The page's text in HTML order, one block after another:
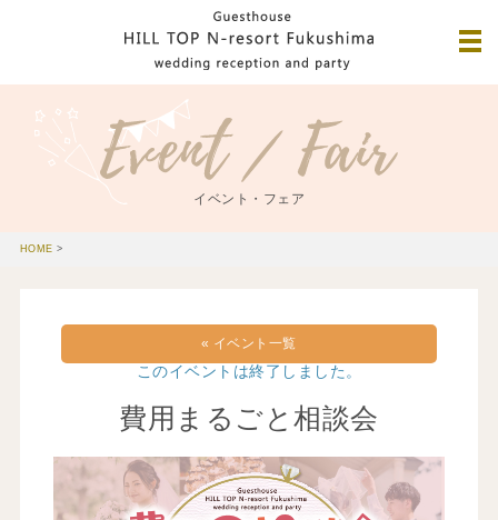
イベント・フェア
HOME >
« イベント一覧
このイベントは終了しました。
費用まるごと相談会